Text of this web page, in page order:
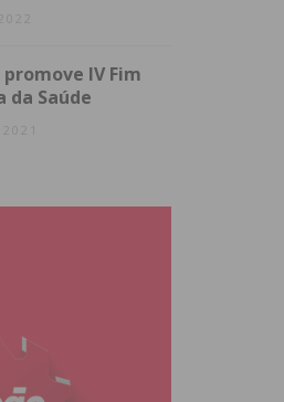
promove IV Fim
da Saúde